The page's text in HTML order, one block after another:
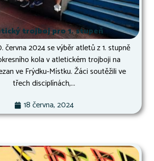
trojboj pro 1. stupeň
června 2024 se výběr atletů z 1. stupně
kola v atletickém trojboji na
ve Frýdku-Místku. Žáci soutěžili ve
třech disciplínách,...
18 června, 2024